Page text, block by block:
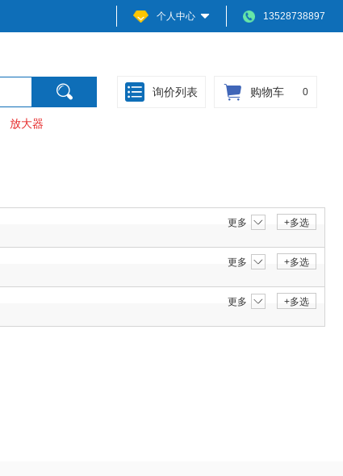
个人中心 13528738897
放大器
询价列表 购物车 0
更多 +多选
更多 +多选
更多 +多选